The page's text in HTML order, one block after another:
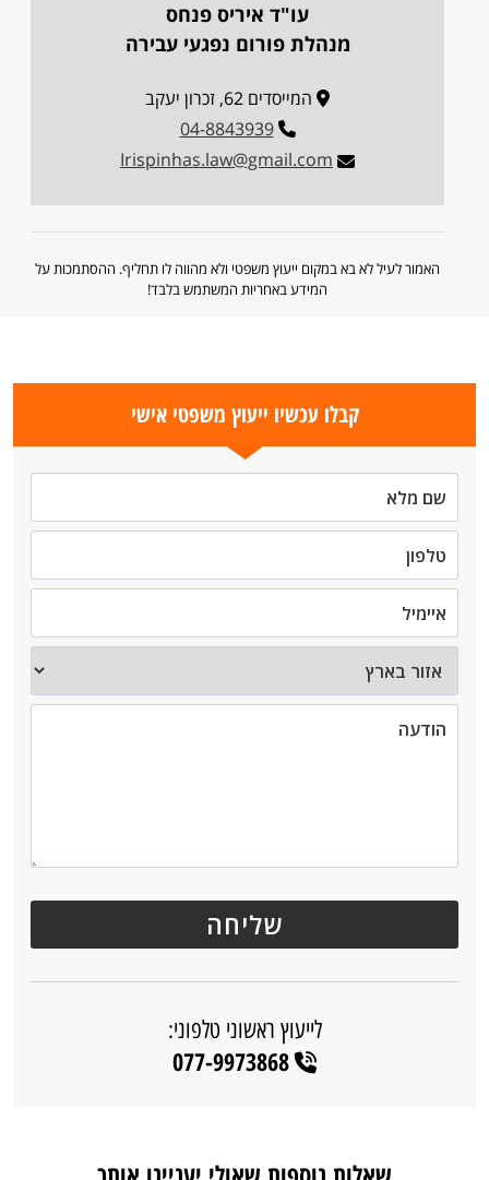
עו"ד איריס פנחס
מנהלת פורום נפגעי עבירה
המייסדים 62, זכרון יעקב
04-8843939
Irispinhas.law@gmail.com
האמור לעיל לא בא במקום ייעוץ משפטי ולא מהווה לו תחליף. ההסתמכות על
המידע באחריות המשתמש בלבד!
קבלו עכשיו ייעוץ משפטי אישי
לייעוץ ראשוני טלפוני:
077-9973868